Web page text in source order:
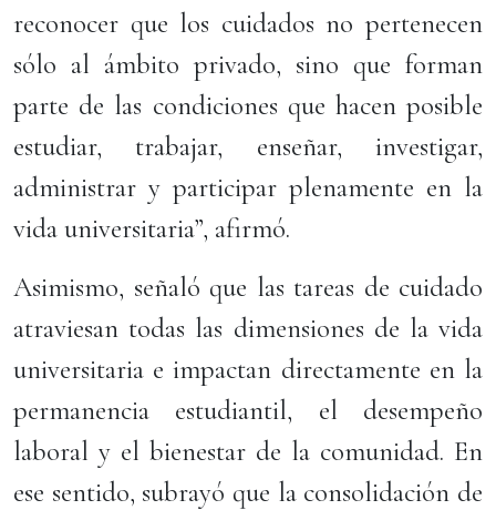
reconocer que los cuidados no pertenecen
sólo al ámbito privado, sino que forman
parte de las condiciones que hacen posible
estudiar, trabajar, enseñar, investigar,
administrar y participar plenamente en la
vida universitaria”, afirmó.
Asimismo, señaló que las tareas de cuidado
atraviesan todas las dimensiones de la vida
universitaria e impactan directamente en la
permanencia estudiantil, el desempeño
laboral y el bienestar de la comunidad. En
ese sentido, subrayó que la consolidación de